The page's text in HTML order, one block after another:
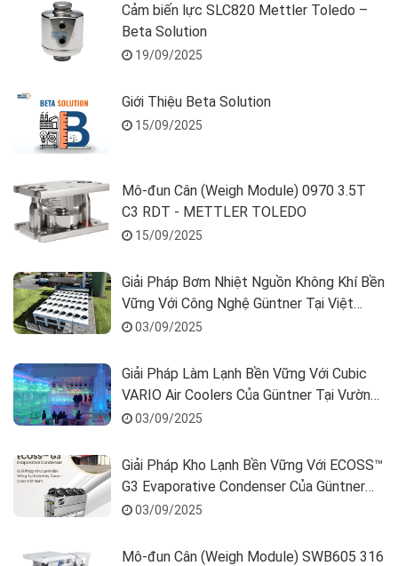
Cảm biến lực SLC820 Mettler Toledo –
Beta Solution
19/09/2025
Giới Thiệu Beta Solution
15/09/2025
Mô-đun Cân (Weigh Module) 0970 3.5T
C3 RDT - METTLER TOLEDO
15/09/2025
Giải Pháp Bơm Nhiệt Nguồn Không Khí Bền
Vững Với Công Nghệ Güntner Tại Việt
Nam03/09/2025
Giải Pháp Làm Lạnh Bền Vững Với Cubic
VARIO Air Coolers Của Güntner Tại Vườn
Tượng Băng Đầm Sen, Việt Nam
03/09/2025
Giải Pháp Kho Lạnh Bền Vững Với ECOSS™
G3 Evaporative Condenser Của Güntner
Tại Nhà Máy Coca-Cola Việt Nam
03/09/2025
Mô-đun Cân (Weigh Module) SWB605 316